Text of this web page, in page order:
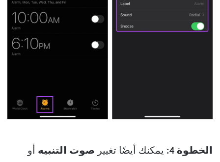
الخطوة 4: يمكنك أيضًا تغيير صوت التنبيه أو